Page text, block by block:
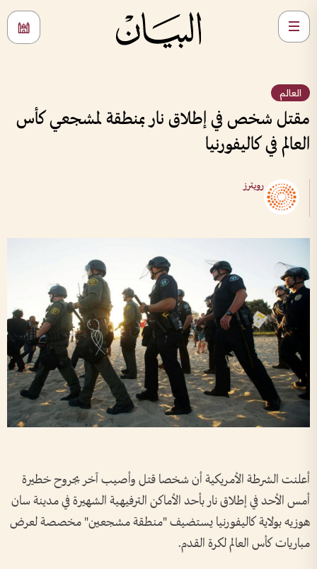
العالم
مقتل شخص في إطلاق نار بمنطقة لمشجعي كأس
العالم في كاليفورنيا
رويترز
أعلنت الشرطة ​الأمريكية أن شخصا قتل ‌وأصيب ​آخر بجروح خطيرة
أمس الأحد في إطلاق نار بأحد الأماكن الترفيهية الشهيرة في مدينة سان
هوزيه بولاية كاليفورنيا يستضيف "منطقة مشجعين" مخصصة لعرض
⁠مباريات كأس العالم لكرة القدم.